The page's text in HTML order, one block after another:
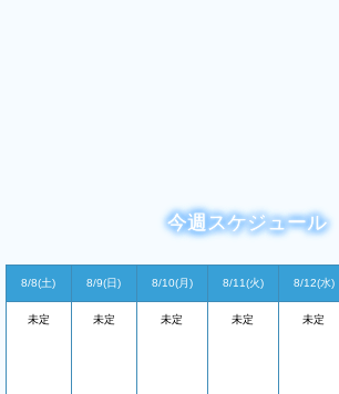
今週スケジュール
8/8(土) 8/9(日) 8/10(月) 8/11(火) 8/12(水)
未定 未定 未定 未定 未定